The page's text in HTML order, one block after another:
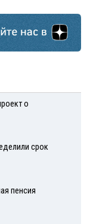
о
срок
пенсия